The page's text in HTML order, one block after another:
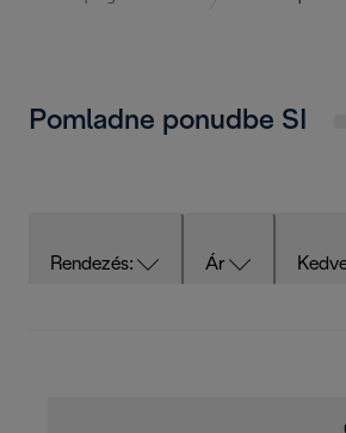
Pomladne ponudbe SI
Rendezés: Ár